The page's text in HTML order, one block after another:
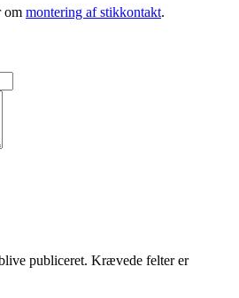
om montering af stikkontakt.
publiceret. Krævede felter er